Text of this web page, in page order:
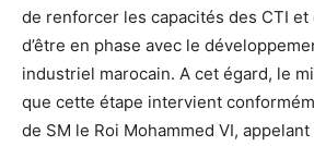
de renforcer les capacités des CTI
d’être en phase avec le
industriel marocain. A cet égard, le
que cette étape intervient
de SM le Roi Mohammed VI,